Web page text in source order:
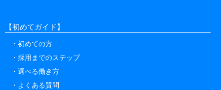
【初めてガイド】
初めての方
採用までのステップ
選べる働き方
よくある質問